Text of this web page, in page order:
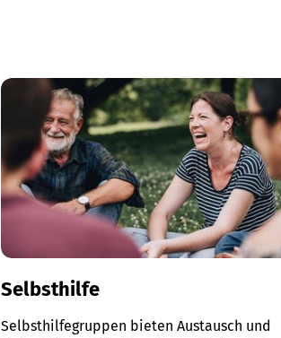
Selbsthilfe
Selbsthilfegruppen bieten Austausch und